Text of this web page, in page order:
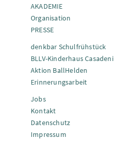
AKADEMIE
Organisation
PRESSE
denkbar Schulfrühstück
BLLV-Kinderhaus Casadeni
Aktion BallHelden
Erinnerungsarbeit
Jobs
Kontakt
Datenschutz
Impressum